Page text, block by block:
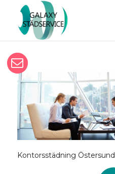
Kontorsstädning Östersund